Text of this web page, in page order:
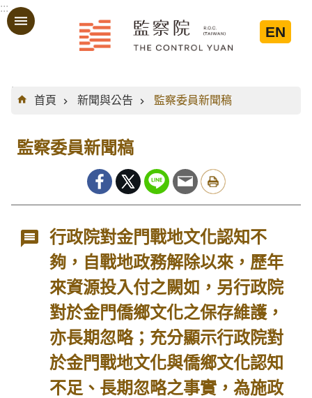
跳到主要內容區塊
:::
EN
:::
首頁
新聞與公告 監察委員新聞稿
監察委員新聞稿
行政院對金門戰地文化認知不
夠，自戰地政務解除以來，歷年
來資源投入付之闕如，另行政院
對於金門僑鄉文化之保存維護，
亦長期忽略；充分顯示行政院對
於金門戰地文化與僑鄉文化認知
不足、長期忽略之事實，為施政